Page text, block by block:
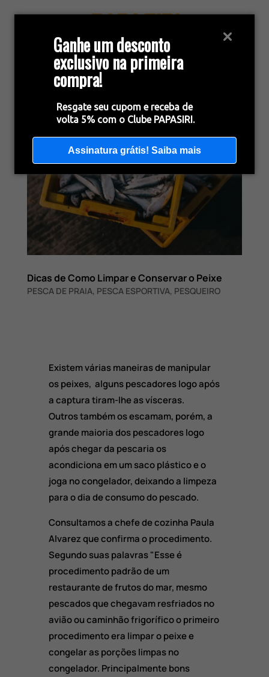
Ganhe um desconto
exclusivo na primeira
compra!
Resgate seu cupom e receba de
volta 5% com o Clube PAPASIRI.
Assinatura grátis! Saiba mais
Dicas de Como Limpar e Conservar o Peixe
PESCA DE PRAIA, PESCA ESPORTIVA, PESQUEIRO
Existem várias maneiras de manipular
os peixes, alguns pescadores logo após
a captura tiram-lhe as vísceras.
Outros também os escamam, porém, a
grande maioria dos pescadores logo
após chegar da pescaria os
acondiciona em um saco plástico e o
joga no congelador, deixando a limpeza
para o dia de consumo do pescado.
Consultamos a chefe de cozinha Paula
Alvarez que confirma o procedimento.
Segundo suas palavras "Esse é
procedimento padrão de um
restaurante de frutos do mar, mesmo
pescados que chegavam resfriados no
avião ou caminhão frigorífico o primeiro
procedimento era limpar o peixe e
congelar as porções limpas no
congelador. Principalmente bons